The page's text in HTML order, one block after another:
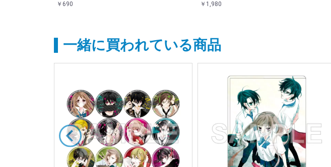
￥690 ￥1,980
一緒に買われている商品